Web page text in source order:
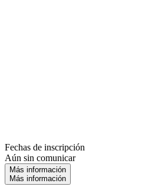
Fechas de inscripción
Aún sin comunicar
Más información
Más información